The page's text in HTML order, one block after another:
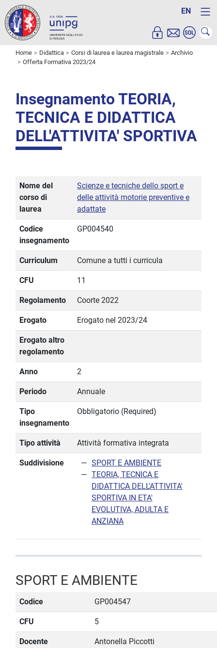
EN
Home Didattica Corsi di laurea e laurea magistrale
Archivio
Offerta Formativa 2023/24
Insegnamento TEORIA,
TECNICA E DIDATTICA
DELL'ATTIVITA' SPORTIVA
Nome del
corso di
laurea
Scienze e tecniche dello sport e
delle attività motorie preventive e
adattate
Codice
insegnamento
GP004540
Curriculum Comune a tutti i curricula
CFU 11
Regolamento Coorte 2022
Erogato Erogato nel 2023/24
Erogato altro
regolamento
Anno 2
Periodo Annuale
Tipo
insegnamento
Obbligatorio (Required)
Tipo attività Attività formativa integrata
Suddivisione
SPORT E AMBIENTE
TEORIA, TECNICA E
DIDATTICA DELL'ATTIVITA'
SPORTIVA IN ETA'
EVOLUTIVA, ADULTA E
ANZIANA
SPORT E AMBIENTE
Codice GP004547
CFU 5
Docente
Antonella Piccotti